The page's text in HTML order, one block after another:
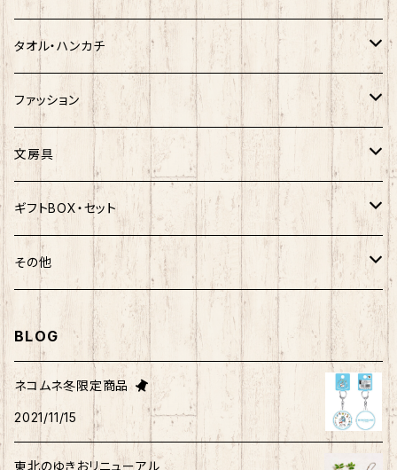
ハンギョドン
ぐでたま
ポチャッコ
ばつ丸
マイメロディ
けろっぴ
タキシードサム
こぎみゅん
ホヤぼーや
ご当地ベア
スヌーピー
赤べこ・ガラガラべこ
マッチョシリーズ
旅するマメしば
旅カワウソ・しばいぬ
楽天ゴールデンイーグルス×ネコムネandシバ
楽天ゴールデンイーグルス×おえかきさん
楽天ゴールデンイーグルス×ご当地ベア
ネコムネandシバ×鳥獣戯画
楽天ゴールデンイーグルス×もちシリーズ
サンリオ×ご当地ベア
ご当地ベア
秋田犬
しばっころ
わさお
むすび丸
キティ
ネコムネandシバ
その他
ご当地ベア
秋田犬
しばっころ
わさお
ネコムネandシバ
ポプテピピック
ホヤぼーや
スヌーピー
秋田犬
わさお
ネコムネ
ゆきお
タオル・ハンカチ
ホヤぼーや
秋田犬
キティ
むすび丸
わさお
ネコムネandシバ
ファッション
Tシャツ
ネクタイ
靴下
ルームシューズ
パーカー・トレーナー
文房具
ボールペン
マグネット
クリアファイル
ステッカー
ピンバッチ
ギフトBOX・セット
福袋
その他
その他雑貨
ホヤぼーや
ボクサーパンツ
BLOG
ネコムネ冬限定商品
2021/11/15
東北のゆきおリニューアル